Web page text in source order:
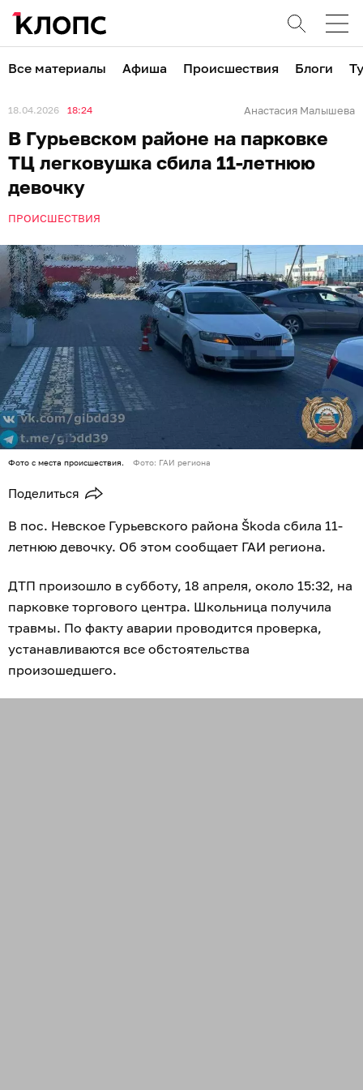
Все материалы Афиша Происшествия Блоги
18.04.2026 18:24 Анастасия Малышева
В Гурьевском районе на парковке
ТЦ легковушка сбила 11-летнюю
девочку
ПРОИСШЕСТВИЯ
Фото с места происшествия. Фото: ГАИ региона
Поделиться
В пос. Невское Гурьевского района Škoda сбила 11-
летнюю девочку. Об этом сообщает ГАИ региона.
ДТП произошло в субботу, 18 апреля, около 15:32, на
парковке торгового центра. Школьница получила
травмы. По факту аварии проводится проверка,
устанавливаются все обстоятельства
произошедшего.